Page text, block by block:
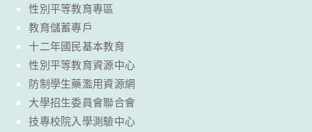
性別平等教育專區
教育儲蓄專戶
十二年國民基本教育
性別平等教育資源中心
防制學生藥濫用資源網
大學招生委員會聯合會
技專校院入學測驗中心